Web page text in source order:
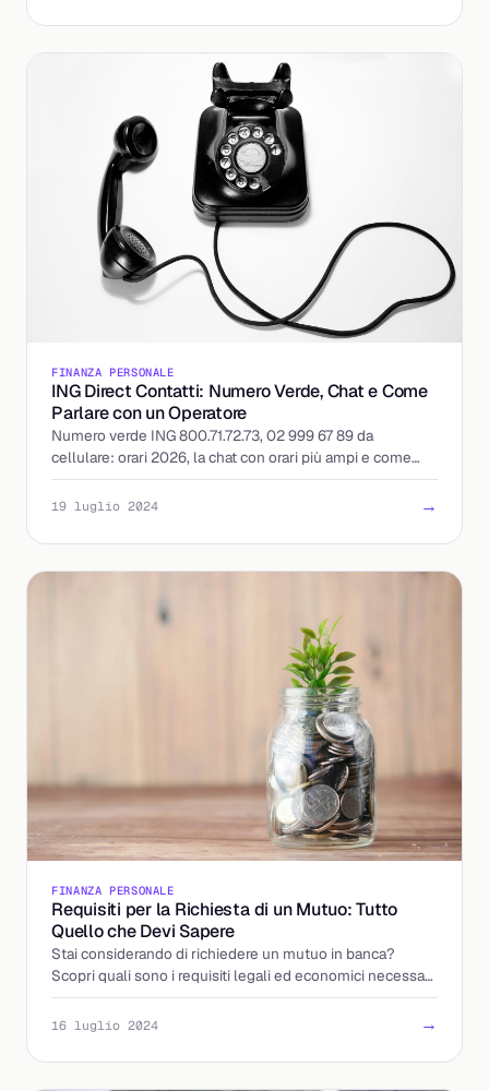
FINANZA PERSONALE
ING Direct Contatti: Numero Verde, Chat e Come
Parlare con un Operatore
Numero verde ING 800.71.72.73, 02 999 67 89 da
cellulare: orari 2026, la chat con orari più ampi e come
presentare un reclamo con i tempi di risposta.
19 luglio 2024 →
FINANZA PERSONALE
Requisiti per la Richiesta di un Mutuo: Tutto
Quello che Devi Sapere
Stai considerando di richiedere un mutuo in banca?
Scopri quali sono i requisiti legali ed economici necessari
per ottenere un finanziamento.
16 luglio 2024 →